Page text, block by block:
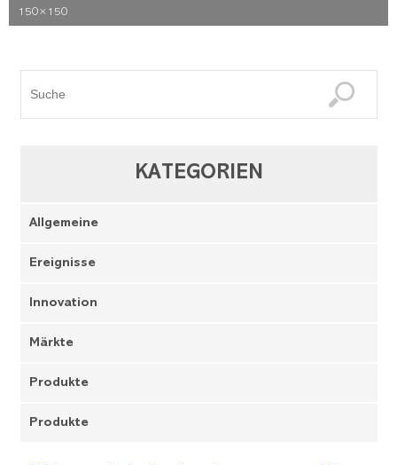
150×150
KATEGORIEN
Allgemeine
Ereignisse
Innovation
Märkte
Produkte
Produkte